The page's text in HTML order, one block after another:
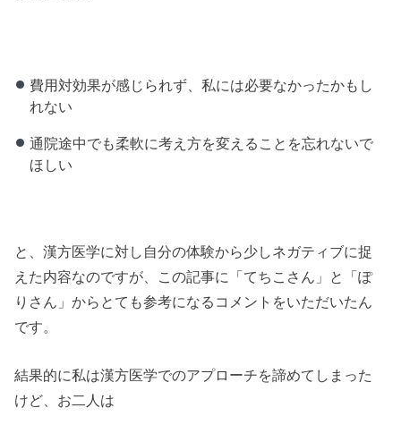
費用対効果が感じられず、私には必要なかったかもし
れない
通院途中でも柔軟に考え方を変えることを忘れないで
ほしい
と、漢方医学に対し自分の体験から少しネガティブに捉
えた内容なのですが、この記事に「てちこさん」と「ぽ
りさん」からとても参考になるコメントをいただいたん
です。
結果的に私は漢方医学でのアプローチを諦めてしまった
けど、お二人は